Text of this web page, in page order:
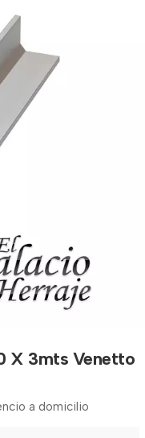
X 3mts Venetto
a domicilio